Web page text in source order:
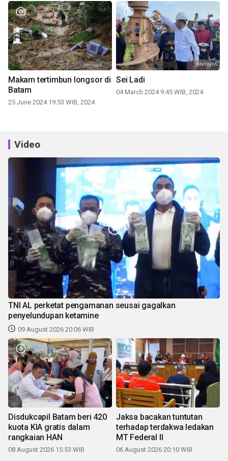
Makam tertimbun longsor di
Batam
25 June 2024 19:53 WIB, 2024
Sei Ladi
04 March 2024 9:45 WIB, 2024
Video
TNI AL perketat pengamanan seusai gagalkan
penyelundupan ketamine
09 August 2026 20:06 WIB
Disdukcapil Batam beri 420
kuota KIA gratis dalam
rangkaian HAN
08 August 2026 15:53 WIB
Jaksa bacakan tuntutan
terhadap terdakwa ledakan
MT Federal II
06 August 2026 20:10 WIB